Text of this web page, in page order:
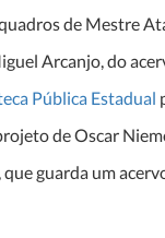
de Mestre
Arcanjo, do
Pública Estadual
de Oscar
guarda um